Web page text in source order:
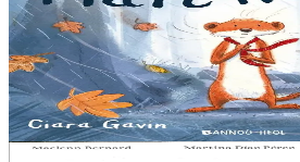
Nebaon, Marc'harid !
An avel, ar glav... Ne blij ket tamm enet
Spontet-mik e vez bewech zoken. Daoust
nevez, a zeuio a-benn da lakaat...
Er stok13,00 €
8 vloaz hag ouzhpenn